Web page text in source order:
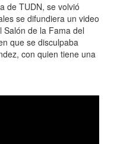
de TUDN, se volvió
se difundiera un video
de la Fama del
que se disculpaba
con quien tiene una